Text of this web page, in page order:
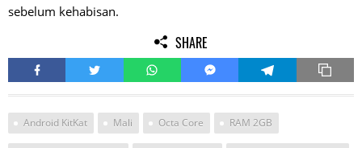
sebelum kehabisan.
SHARE
Android KitKat Mali Octa Core RAM 2GB